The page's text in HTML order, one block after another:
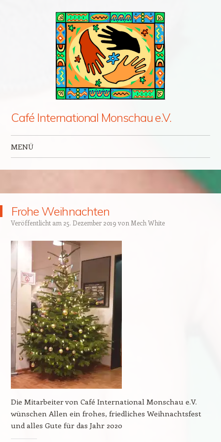
Café International Monschau e.V.
MENÜ
Frohe Weihnachten
Veröffentlicht am 25. Dezember 2019 von Mech White
Die Mitarbeiter von Café International Monschau e.V.
wünschen Allen ein frohes, friedliches Weihnachtsfest
und alles Gute für das Jahr 2020